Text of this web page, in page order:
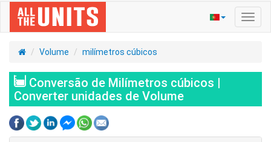
Volume milímetros cúbicos
Conversão de Milímetros cúbicos |
Converter unidades de Volume